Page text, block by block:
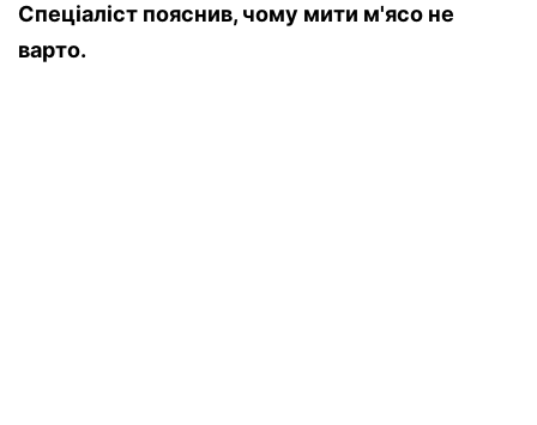
Спеціаліст пояснив, чому мити м'ясо не
варто.